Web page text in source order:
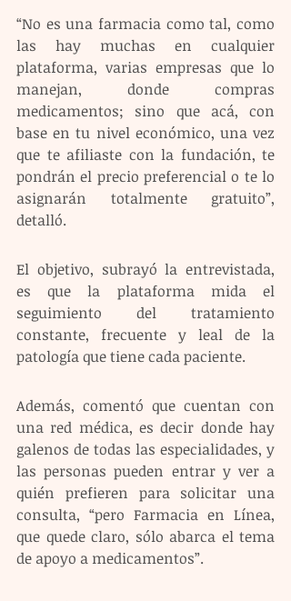
“No es una farmacia como tal, como
las hay muchas en cualquier
plataforma, varias empresas que lo
manejan, donde compras
medicamentos; sino que acá, con
base en tu nivel económico, una vez
que te afiliaste con la fundación, te
pondrán el precio preferencial o te lo
asignarán totalmente gratuito”,
detalló.
El objetivo, subrayó la entrevistada,
es que la plataforma mida el
seguimiento del tratamiento
constante, frecuente y leal de la
patología que tiene cada paciente.
Además, comentó que cuentan con
una red médica, es decir donde hay
galenos de todas las especialidades, y
las personas pueden entrar y ver a
quién prefieren para solicitar una
consulta, “pero Farmacia en Línea,
que quede claro, sólo abarca el tema
de apoyo a medicamentos”.